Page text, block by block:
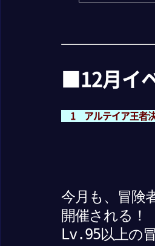
■12月イ
1 アルテイア王者
今月も、冒険
開催される！
Lv.95以上の